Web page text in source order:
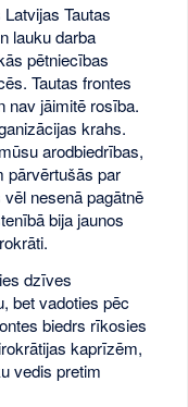
Tautas
lauku darba
pētniecības
Tautas frontes
nav jāimitē rosība.
krahs.
arodbiedrības,
pārvērtušās par
nesenā pagātnē
bija jaunos
dzīves
bet vadoties pēc
biedrs rīkosies
kaprīzēm,
vedis pretim